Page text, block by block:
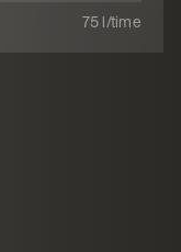
75 l/time